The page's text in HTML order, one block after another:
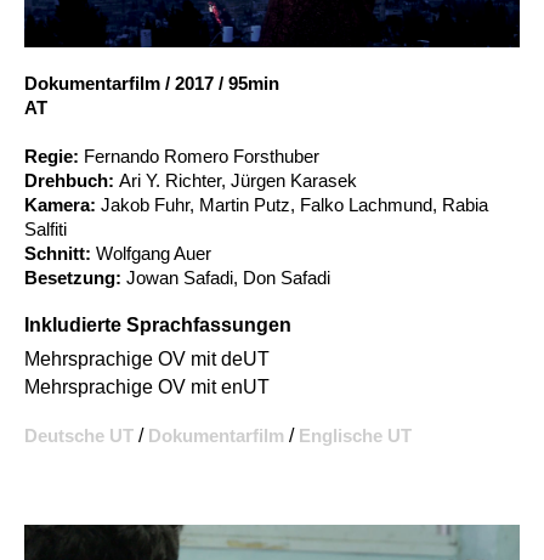
Account
Dokumentarfilm / 2017 / 95min
AT
Regie: Fernando Romero Forsthuber
Drehbuch: Ari Y. Richter, Jürgen Karasek
Kamera: Jakob Fuhr, Martin Putz, Falko Lachmund, Rabia
Salfiti
Schnitt: Wolfgang Auer
Besetzung: Jowan Safadi, Don Safadi
Inkludierte Sprachfassungen
Mehrsprachige OV mit deUT
Mehrsprachige OV mit enUT
Deutsche UT / Dokumentarfilm / Englische UT